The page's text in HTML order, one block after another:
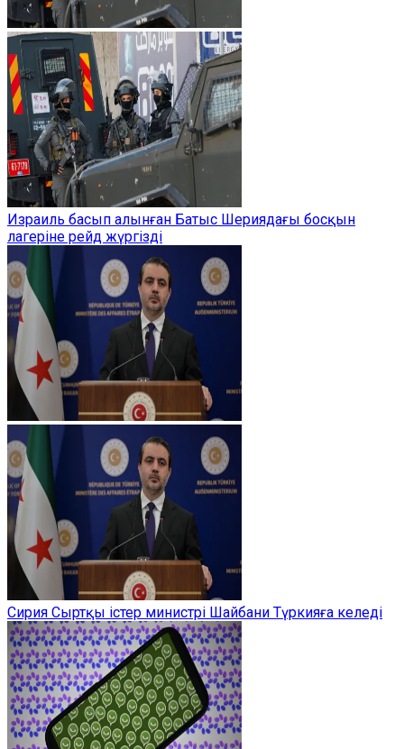
Израиль басып алынған Батыс Шериядағы босқын
лагеріне рейд жүргізді
Сирия Сыртқы істер министрі Шайбани Түркияға келеді